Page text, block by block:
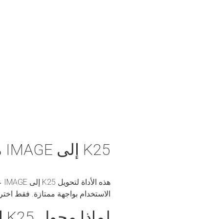
K25 إلى IMAGE محول
الاستخدام بواجهة ممتازة. فقط